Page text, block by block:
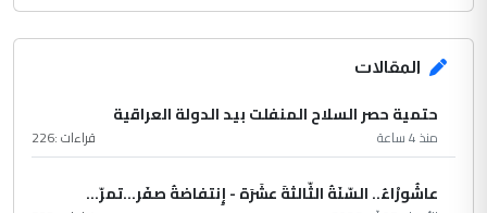
المقالات
حتمية حصر السلاح المنفلت بيد الدولة العراقية
منذ 4 ساعة قراءات :226
عاشُورْاءُ.. السّنَةُ الثّالثةَ عشَرَة - إِنتفاضةُ صفَر…تمرّ...